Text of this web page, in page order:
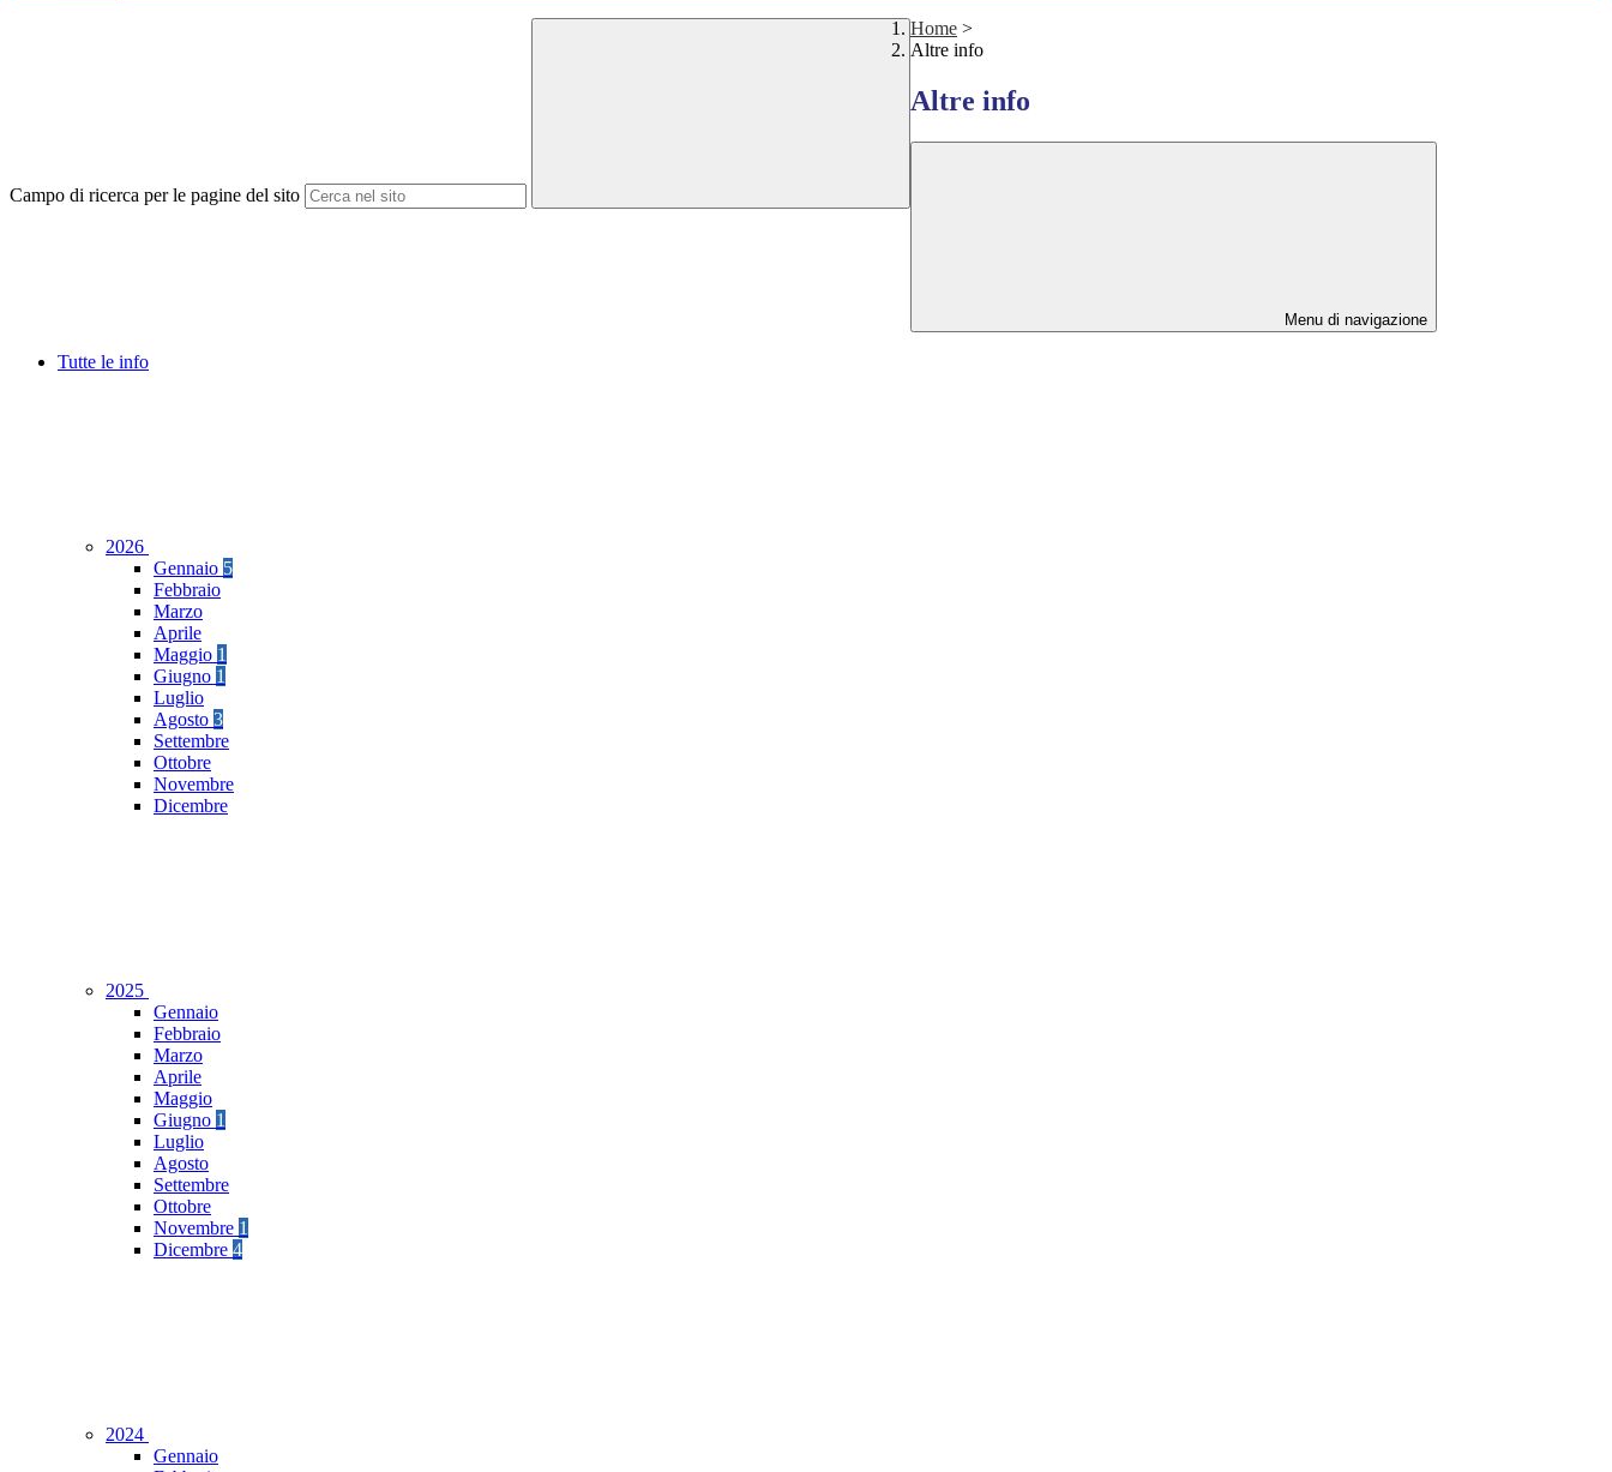
Campo di ricerca per le pagine del sito
Home >
Altre info
Altre info
Menu di navigazione
Tutte le info
2026
Gennaio 5
Febbraio
Marzo
Aprile
Maggio 1
Giugno 1
Luglio
Agosto 3
Settembre
Ottobre
Novembre
Dicembre
2025
Gennaio
Febbraio
Marzo
Aprile
Maggio
Giugno 1
Luglio
Agosto
Settembre
Ottobre
Novembre 1
Dicembre 4
2024
Gennaio